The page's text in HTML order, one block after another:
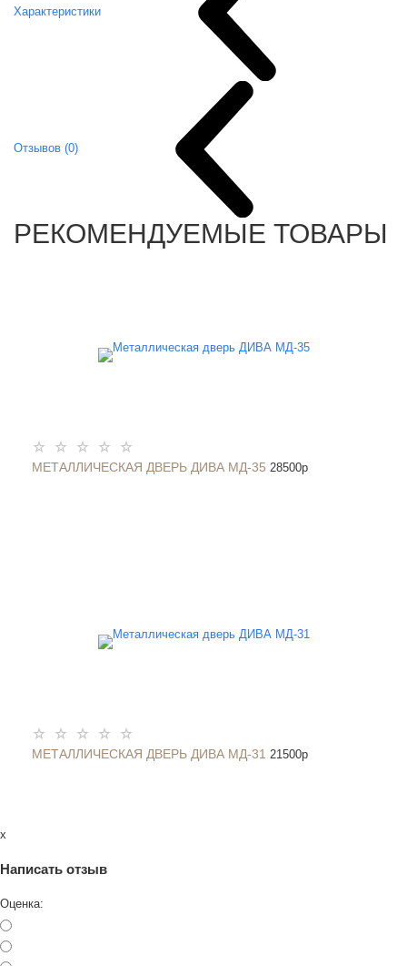
Характеристики
Отзывов (0)
РЕКОМЕНДУЕМЫЕ ТОВАРЫ
МЕТАЛЛИЧЕСКАЯ ДВЕРЬ ДИВА МД-35 28500p
МЕТАЛЛИЧЕСКАЯ ДВЕРЬ ДИВА МД-31 21500p
x
Написать отзыв
Оценка: